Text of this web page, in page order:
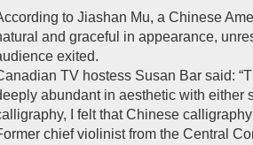
to Jiashan Mu, a Chinese
and graceful in appearance,
exited.
TV hostess Susan Bar said:
abundant in aesthetic with either
I felt that Chinese
chief violinist from the Central